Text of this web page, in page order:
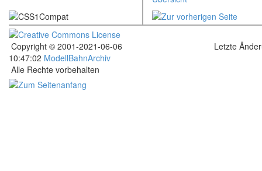
Copyright © 2001-2021-06-06
10:47:02 ModellBahnArchiv
Letzte
Alle Rechte vorbehalten